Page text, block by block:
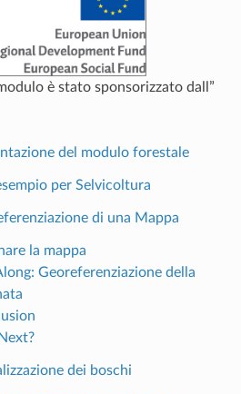
è stato sponsorizzato dall”
del modulo forestale
per Selvicoltura
di una Mappa
la mappa
Georeferenziazione della
dei boschi